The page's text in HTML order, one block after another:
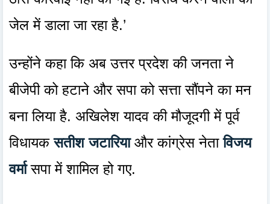
जेल में डाला जा रहा है.’
उन्होंने कहा कि अब उत्तर प्रदेश की जनता ने
बीजेपी को हटाने और सपा को सत्ता सौंपने का मन
बना लिया है. अखिलेश यादव की मौजूदगी में पूर्व
विधायकसतीश जटारियाऔर कांग्रेस नेताविजय
वर्मासपा में शामिल हो गए.